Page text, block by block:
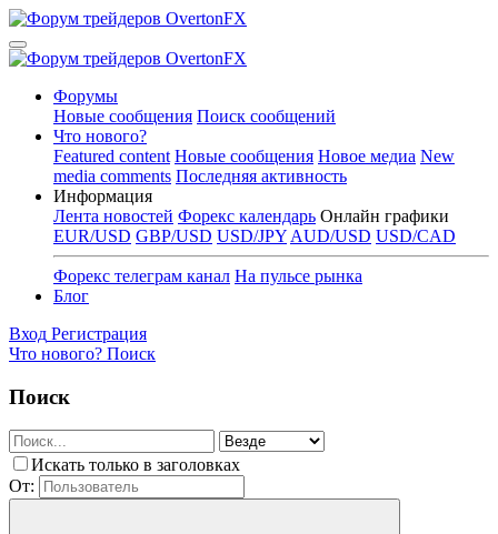
Форумы
Новые сообщения Поиск сообщений
Что нового?
Featured content Новые сообщения Новое медиа New
media comments Последняя активность
Информация
Лента новостей Форекс календарь Онлайн графики
EUR/USD GBP/USD USD/JPY AUD/USD USD/CAD
Форекс телеграм канал На пульсе рынка
Блог
Вход Регистрация
Что нового? Поиск
Поиск
Искать только в заголовках
От: